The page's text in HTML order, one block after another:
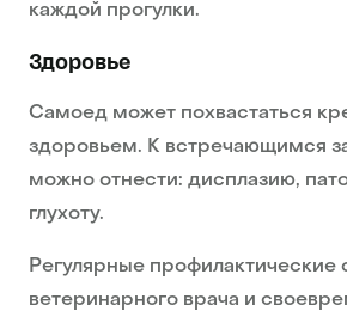
каждой прогулки.
Здоровье
Самоед может похвастаться
здоровьем. К встречающимся
можно отнести: дисплазию,
глухоту.
Регулярные профилактические
ветеринарного врача и